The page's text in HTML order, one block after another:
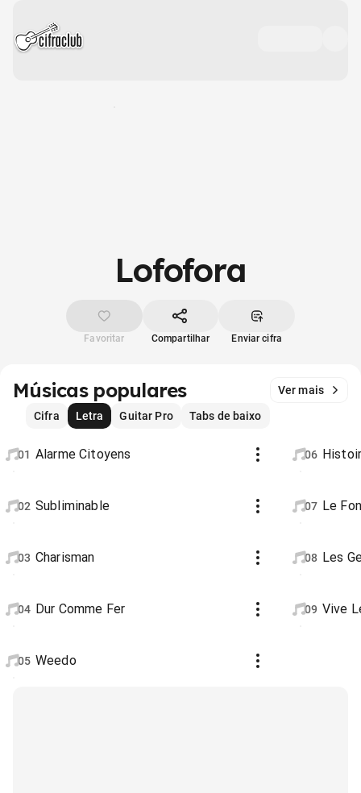
Lofofora
Favoritar Compartilhar Enviar cifra
Músicas populares
Ver mais
Cifra
Letra Guitar Pro Tabs de baixo
01 Alarme Citoyens
02 Subliminable
03 Charisman
04 Dur Comme Fer
05 Weedo
06
07 Le
08 Les
09 Vive